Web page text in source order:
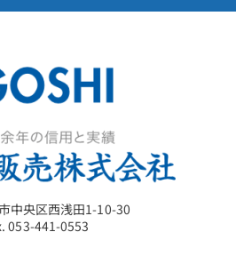
中央区西浅田1-10-30
053-441-0553